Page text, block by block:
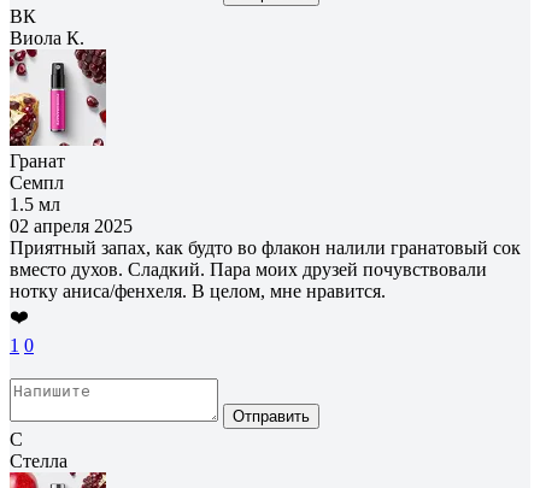
ВК
Виола К.
Гранат
Семпл
1.5 мл
02 апреля 2025
Приятный запах, как будто во флакон налили гранатовый сок
вместо духов. Сладкий. Пара моих друзей почувствовали
нотку аниса/фенхеля. В целом, мне нравится.
❤️
1 0
Отправить
С
Стелла